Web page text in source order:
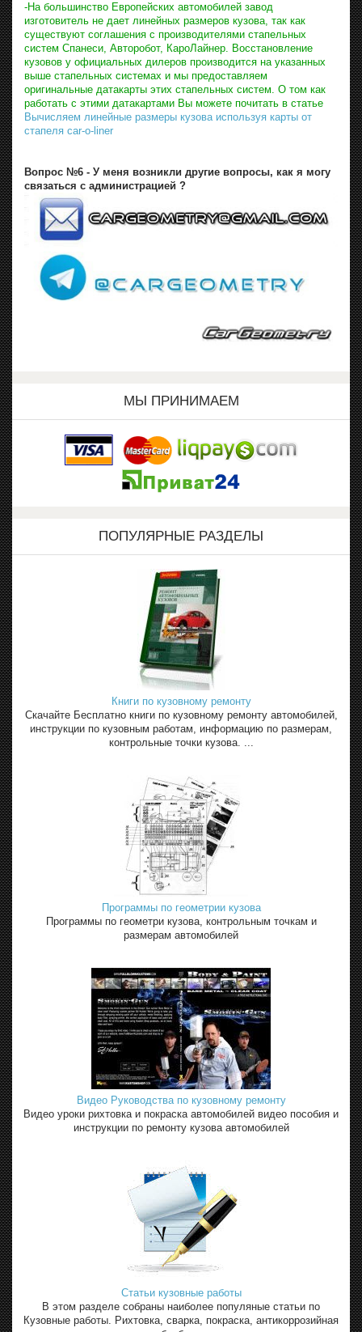
-На большинство Европейских автомобилей завод
изготовитель не дает линейных размеров кузова, так как
существуют соглашения с производителями стапельных
систем Спанеси, Авторобот, КароЛайнер. Восстановление
кузовов у официальных дилеров производится на указанных
выше стапельных системах и мы предоставляем
оригинальные датакарты этих стапельных систем. О том как
работать с этими датакартами Вы можете почитать в статье
Вычисляем линейные размеры кузова используя карты от
стапеля car-o-liner
Вопрос №6 - У меня возникли другие вопросы, как я могу
связаться с администрацией ?
МЫ ПРИНИМАЕМ
ПОПУЛЯРНЫЕ РАЗДЕЛЫ
Книги по кузовному ремонту
Скачайте Бесплатно книги по кузовному ремонту автомобилей,
инструкции по кузовным работам, информацию по размерам,
контрольные точки кузова. ...
Программы по геометрии кузова
Программы по геометри кузова, контрольным точкам и
размерам автомобилей
Видео Руководства по кузовному ремонту
Видео уроки рихтовка и покраска автомобилей видео пособия и
инструкции по ремонту кузова автомобилей
Статьи кузовные работы
В этом разделе собраны наиболее популяные статьи по
Кузовные работы. Рихтовка, сварка, покраска, антикоррозийная